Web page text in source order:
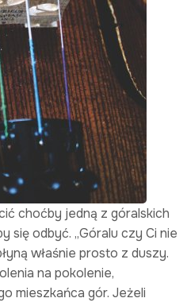
choćby jedną z góralskich
się odbyć. „Góralu czy Ci nie
właśnie prosto z duszy.
na pokolenie,
mieszkańca gór. Jeżeli